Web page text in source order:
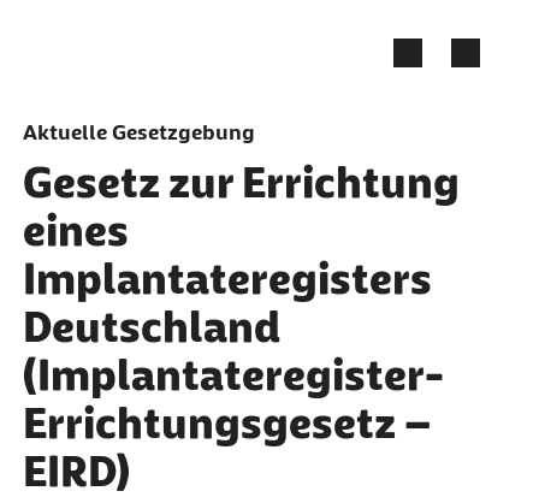
Aktuelle Gesetzgebung
Gesetz zur Errichtung
eines
Implantateregisters
Deutschland
(Implantateregister-
Errichtungsgesetz –
EIRD)